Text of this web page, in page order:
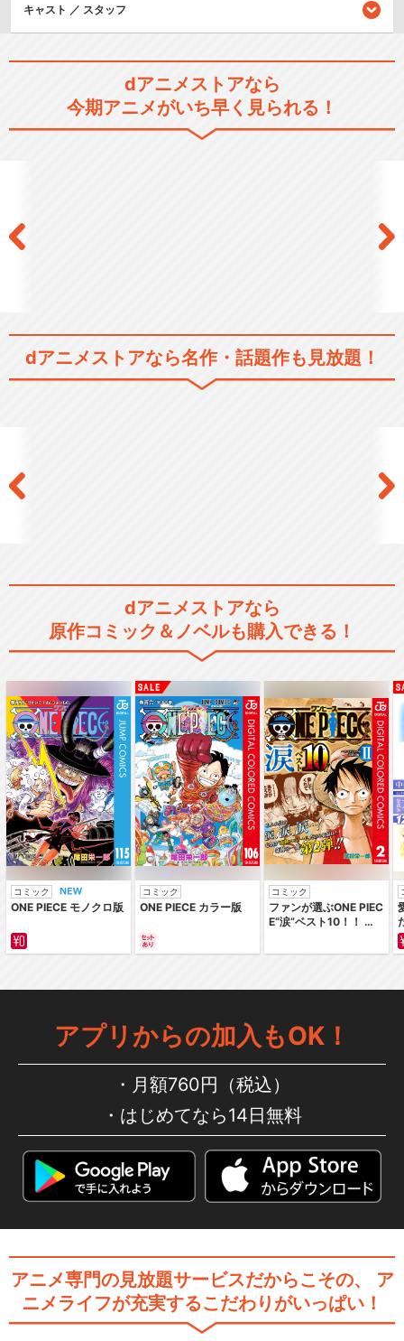
遊☆戯☆王 デュエルモンスタ
ーズ
遊☆戯☆王ZEXALⅡ（バリア
ン編）
遊☆戯☆王ARC-Ⅴ
遊☆戯☆王VRAINS ハノイ
の騎士編
遊☆戯☆王VRAINS Ai編
遊☆戯☆王SEVENS ラッシ
ュデュエル誕生編
遊☆戯☆王SEVENS マキシ
マム編
キャスト ／ スタッフ
dアニメストアなら
今期アニメがいち早く見られる！
dアニメストアなら名作・話題作も見放題！
dアニメストアなら
原作コミック＆ノベルも購入できる！
コミック
ONE PIECE モノクロ版
コミック
ONE PIECE カラー版
コミック
ファンが選ぶONE PIEC
E“涙”ベスト10！！ ～
編～ カラー版
アプリからの加入もOK！
月額760円（税込）
はじめてなら14日無料
アニメ専門の見放題サービスだからこその、
ア
ニメライフが充実するこだわりがいっぱい！